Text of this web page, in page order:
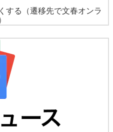
する
（遷移先で文春オンラ